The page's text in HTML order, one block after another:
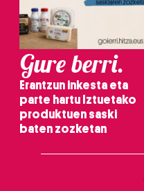
Gure berri.
Erantzun inkesta eta
parte hartu Iztuetako
produktuen saski
baten zozketan